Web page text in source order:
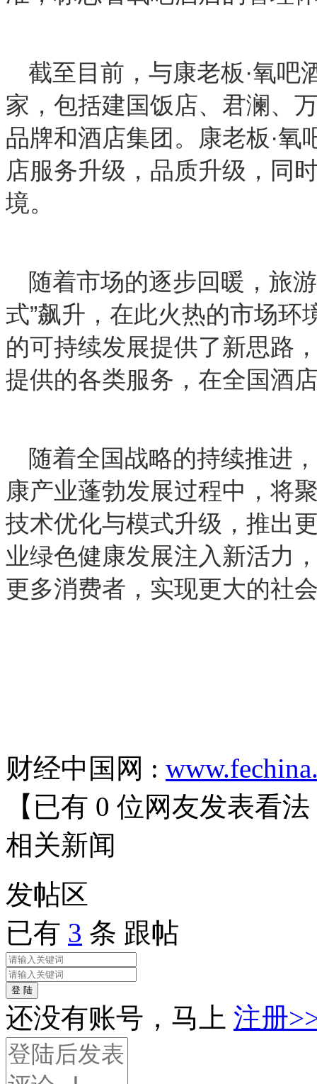
截至目前，与康老板·氧吧
家，包括建国饭店、君澜、
品牌和酒店集团。康老板·
店服务升级，品质升级，同
境。
随着市场的逐步回暖，旅
式”飙升，在此火热的市场
的可持续发展提供了新思路
提供的各类服务，在全国酒
随着全国战略的持续推进
康产业蓬勃发展过程中，将
技术优化与模式升级，推出
业绿色健康发展注入新活力
更多消费者，实现更大的社
财经中国网 :
【已有 0 位网友发表看法
相关新闻
发帖区
已有 3 条 跟帖
登 陆
还没有账号，马上 注册